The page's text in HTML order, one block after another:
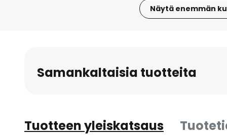
Näytä enemmän
Samankaltaisia tuotteita
Tuotteen yleiskatsaus